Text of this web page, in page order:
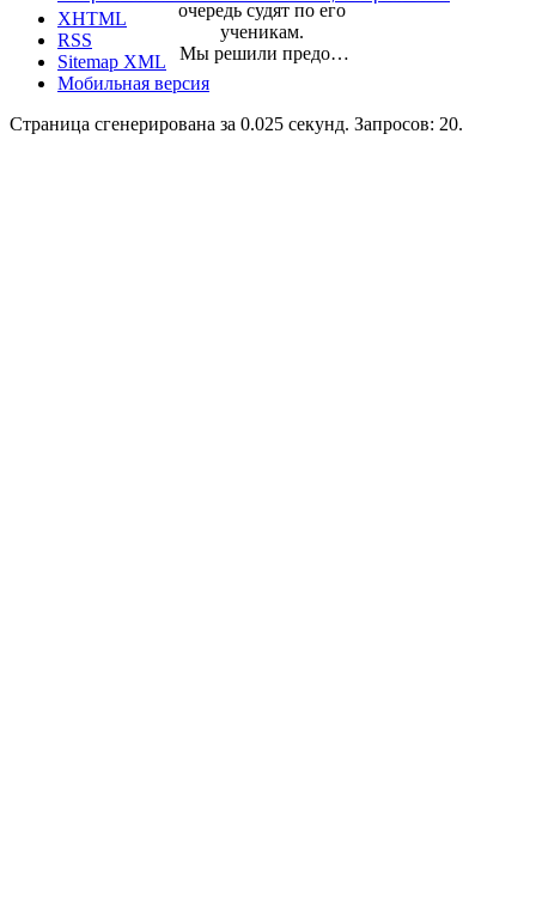
очередь судят по его
ученикам.
Мы решили предо…
XHTML
RSS
Sitemap XML
Мобильная версия
Страница сгенерирована за 0.025 секунд. Запросов: 20.